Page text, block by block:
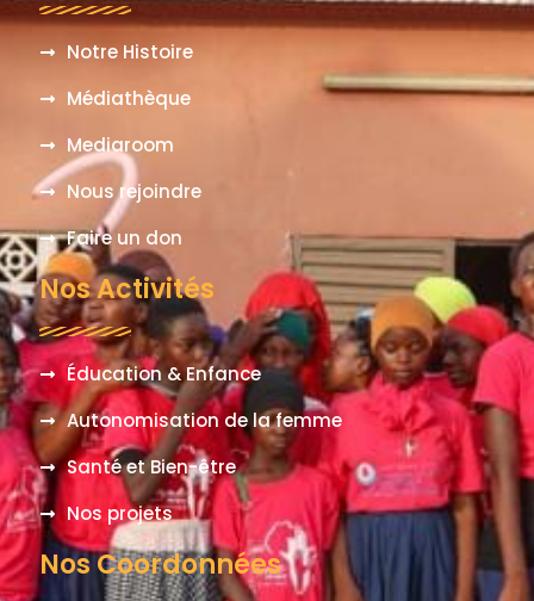
Notre Histoire
Médiathèque
Mediaroom
Nous rejoindre
Faire un don
Nos Activités
Éducation & Enfance
Autonomisation de la femme
Santé et Bien-être
Nos projets
Nos Coordonnées